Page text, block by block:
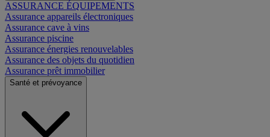
ASSURANCE ÉQUIPEMENTS
Assurance appareils électroniques
Assurance cave à vins
Assurance piscine
Assurance énergies renouvelables
Assurance des objets du quotidien
Assurance prêt immobilier
Santé et prévoyance